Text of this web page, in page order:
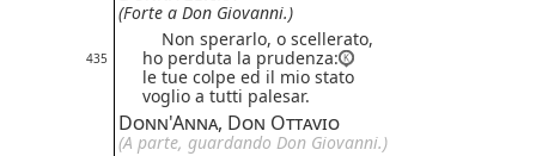
(Forte a Don Giovanni.)
Non sperarlo, o scellerato,
435
ho perduta la prudenza:
le tue colpe ed il mio stato
voglio a tutti palesar.
Donn'Anna, Don Ottavio
(A parte, guardando Don Giovanni.)